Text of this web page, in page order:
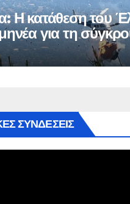
Η κατάθεση του
για τη
ΣΥΝΔΕΣΕΙΣ